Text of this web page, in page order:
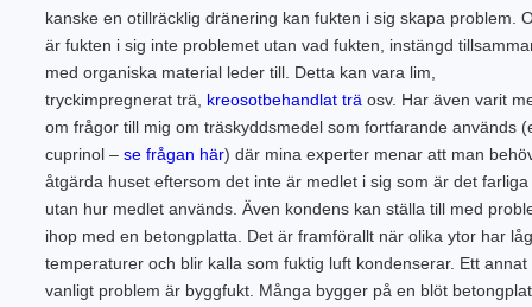
kanske en otillräcklig dränering kan fukten i sig skapa problem.
är fukten i sig inte problemet utan vad fukten, instängd
med organiska material leder till. Detta kan vara lim,
tryckimpregnerat trä, kreosotbehandlat trä osv. Har även varit
om frågor till mig om träskyddsmedel som fortfarande används
cuprinol – se frågan här) där mina experter menar att man
åtgärda huset eftersom det inte är medlet i sig som är det farliga
utan hur medlet används. Även kondens kan ställa till med
ihop med en betongplatta. Det är framförallt när olika ytor har
temperaturer och blir kalla som fuktig luft kondenserar. Ett annat
vanligt problem är byggfukt. Många bygger på en blöt